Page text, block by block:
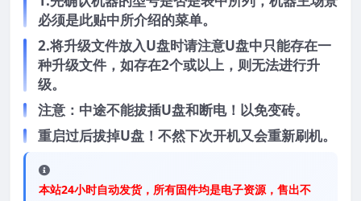
必须是此贴中所介绍的菜单。
2.将升级文件放入U盘时请注意U盘中只能存在一
种升级文件，如存在2个或以上，则无法进行升
级。
注意：中途不能拔插U盘和断电！以免变砖。
重启过后拔掉U盘！不然下次开机又会重新刷机。
本站24小时自动发货，所有固件均是电子资源，售出不